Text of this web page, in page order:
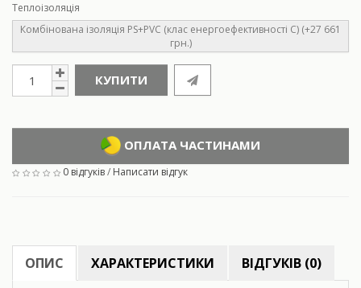
Теплоізоляція
Комбінована ізоляція PS+PVC (клас енергоефективності С) (+27 661
грн.)
КУПИТИ
ОПЛАТА ЧАСТИНАМИ
0 відгуків/ Написати відгук
ОПИС ХАРАКТЕРИСТИКИ ВІДГУКІВ (0)